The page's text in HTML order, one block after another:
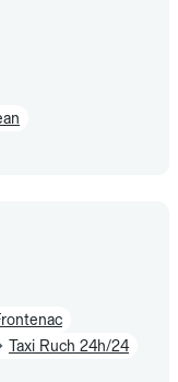
Taxi Ruch 24h/24